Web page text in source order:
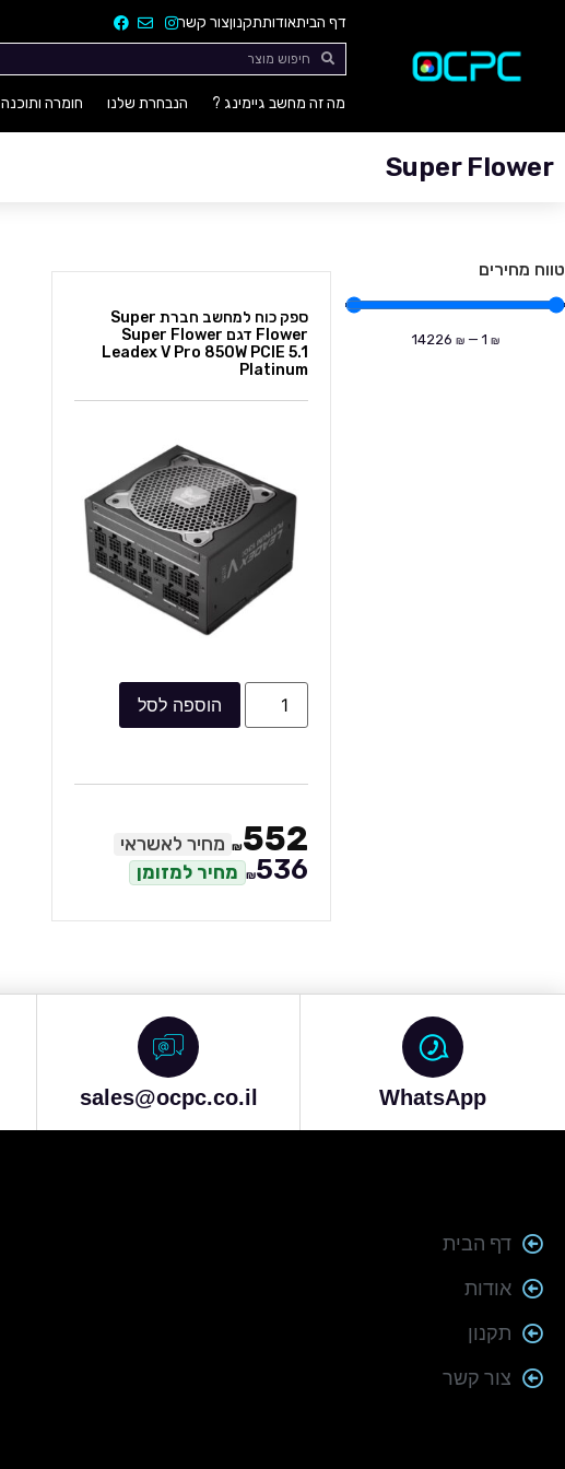
דף הביתאודותתקנוןצור קשר
מה זה מחשב גיימינג ? הנבחרת שלנו חומרה ותוכנה
Super Flower
טווח מחירים
₪
1
—
₪
14226
ספק כוח למחשב חברת Super
Flower דגם Super Flower
Leadex V Pro 850W PCIE 5.1
Platinum
הוספה לסל
₪552 מחיר לאשראי
₪536 מחיר למזומן
WhatsApp
sales@ocpc.co.il
דף הבית
אודות
תקנון
צור קשר